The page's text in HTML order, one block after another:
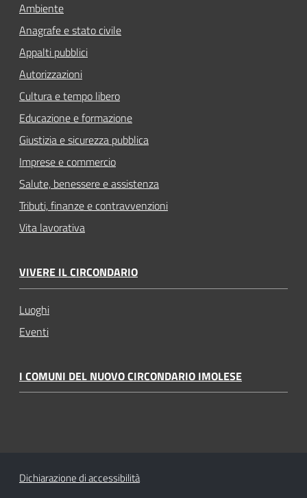
Ambiente
Anagrafe e stato civile
Appalti pubblici
Autorizzazioni
Cultura e tempo libero
Educazione e formazione
Giustizia e sicurezza pubblica
Imprese e commercio
Salute, benessere e assistenza
Tributi, finanze e contravvenzioni
Vita lavorativa
VIVERE IL CIRCONDARIO
Luoghi
Eventi
I COMUNI DEL NUOVO CIRCONDARIO IMOLESE
Dichiarazione di accessibilità